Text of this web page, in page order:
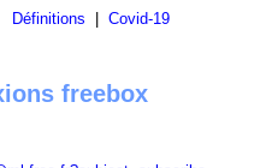
Définitions Covid-19
freebox